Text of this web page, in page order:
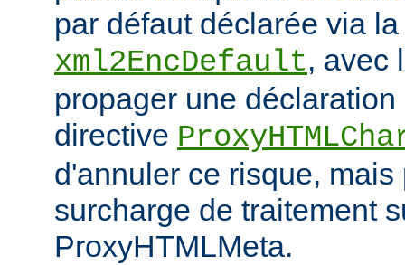
par défaut déclarée via
xml2EncDefault, avec
propager une
directive
d'annuler ce risque,
surcharge de traitement
ProxyHTMLMeta.